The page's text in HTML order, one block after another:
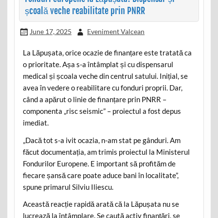
școală veche reabilitate prin PNRR
June 17, 2025 Eveniment Valcean
La Lăpușata, orice ocazie de finanțare este tratată ca
o prioritate. Așa s-a întâmplat și cu dispensarul
medical și școala veche din centrul satului. Inițial, se
avea în vedere o reabilitare cu fonduri proprii. Dar,
când a apărut o linie de finanțare prin PNRR –
componenta „risc seismic” – proiectul a fost depus
imediat.
„Dacă tot s-a ivit ocazia, n-am stat pe gânduri. Am
făcut documentația, am trimis proiectul la Ministerul
Fondurilor Europene. E important să profităm de
fiecare șansă care poate aduce bani în localitate”,
spune primarul Silviu Iliescu.
Această reacție rapidă arată că la Lăpușata nu se
lucrează la întâmplare. Se caută activ finanțări, se